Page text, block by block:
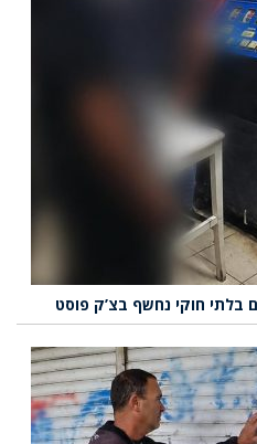
בלתי חוקי נחשף בצ’ק פוסט